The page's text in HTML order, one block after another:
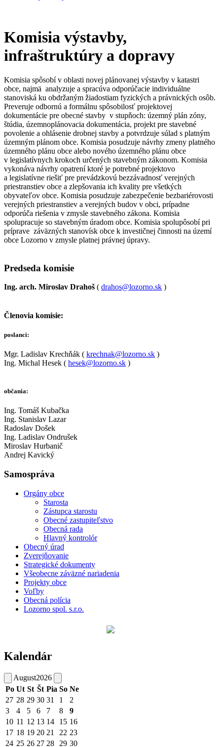
Komisia výstavby,
infraštruktúry a dopravy
Komisia spôsobí v oblasti novej plánovanej výstavby v katastri
obce, najmä analyzuje a spracúva odporúčacie individuálne
stanoviská ku obdržaným žiadostiam fyzických a právnických osôb.
Preveruje odbornú a formálnu spôsobilosť projektovej
dokumentácie pre obecné stavby v stupňoch: územný plán zóny,
štúdia, územnoplánovacia dokumentácia, projekt pre stavebné
povolenie a ohlásenie drobnej stavby a potvrdzuje súlad s platným
územným plánom obce. Komisia posudzuje návrhy zmeny platného
územného plánu obce alebo nového územného plánu obce
v legislatívnych krokoch určených stavebným zákonom. Komisia
vykonáva návrhy opatrení ktoré je potrebné projektovo
a legislatívne riešiť pre prevádzkovú bezzávadnosť verejných
priestranstiev obce a zlepšovania ich kvality pre všetkých
obyvateľov obce. Komisia posudzuje zabezpečenie bezbariérovosti
verejných priestranstiev a verejných budov v obci, prípadne
odporúča riešenia v zmysle stavebného zákona. Komisia
spolupracuje so stavebným úradom obce. Komisia spolupôsobí pri
príprave záväzných stanovísk obce k investičnej činnosti na území
obce Lozorno v zmysle platnej právnej úpravy.
Predseda komisie
Ing. arch. Miroslav Drahoš ( drahos@lozorno.sk )
Členovia komisie:
poslanci:
Mgr. Ladislav Krechňák ( krechnak@lozorno.sk )
Ing. Michal Hesek ( hesek@lozorno.sk )
občania:
Ing. Tomáš Kubačka
Ing. Stanislav Lazar
Radoslav Došek
Ing. Ladislav Ondrušek
Miroslav Hurbanič
Andrej Kavický
Samospráva
Orgány obce
Starosta
Zástupca starostu
Obecné zastupiteľstvo
Obecná rada
Hlavný kontrolór
Obecný úrad
Zverejňovanie
Strategické dokumenty
Všeobecne záväzné nariadenia
Projekty obce
Voľby
Obecná polícia
Lozorno spol. s.r.o.
Kalendár
August2026
Po Ut St Št Pia So Ne
27 28 29 30 31 1
2
3
4 5 6 7 8
9
10 11 12 13 14 15 16
17 18 19 20 21 22 23
24 25 26 27 28 29 30